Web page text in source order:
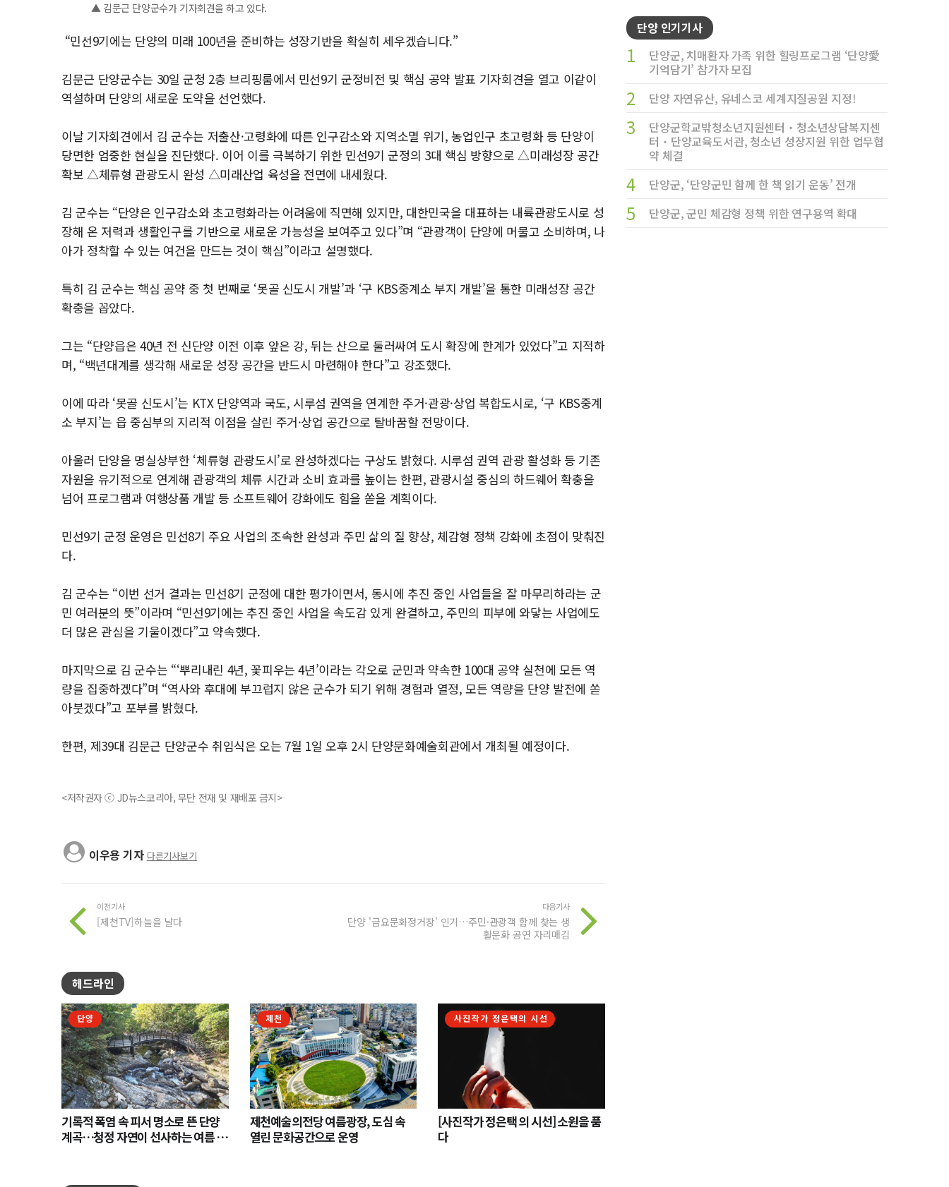
▲ 김문근 단양군수가 기자회견을 하고 있다.
“민선9기에는 단양의 미래 100년을 준비하는 성장기반을 확실히 세우겠습니다.”
김문근 단양군수는 30일 군청 2층 브리핑룸에서 민선9기 군정비전 및 핵심 공약 발표 기자회견을 열고 이같이
역설하며 단양의 새로운 도약을 선언했다.
이날 기자회견에서 김 군수는 저출산·고령화에 따른 인구감소와 지역소멸 위기, 농업인구 초고령화 등 단양이
당면한 엄중한 현실을 진단했다. 이어 이를 극복하기 위한 민선9기 군정의 3대 핵심 방향으로 △미래성장 공간
확보 △체류형 관광도시 완성 △미래산업 육성을 전면에 내세웠다.
김 군수는 “단양은 인구감소와 초고령화라는 어려움에 직면해 있지만, 대한민국을 대표하는 내륙관광도시로 성
장해 온 저력과 생활인구를 기반으로 새로운 가능성을 보여주고 있다”며 “관광객이 단양에 머물고 소비하며, 나
아가 정착할 수 있는 여건을 만드는 것이 핵심”이라고 설명했다.
특히 김 군수는 핵심 공약 중 첫 번째로 ‘못골 신도시 개발’과 ‘구 KBS중계소 부지 개발’을 통한 미래성장 공간
확충을 꼽았다.
그는 “단양읍은 40년 전 신단양 이전 이후 앞은 강, 뒤는 산으로 둘러싸여 도시 확장에 한계가 있었다”고 지적하
며, “백년대계를 생각해 새로운 성장 공간을 반드시 마련해야 한다”고 강조했다.
이에 따라 ‘못골 신도시’는 KTX 단양역과 국도, 시루섬 권역을 연계한 주거·관광·상업 복합도시로, ‘구 KBS중계
소 부지’는 읍 중심부의 지리적 이점을 살린 주거·상업 공간으로 탈바꿈할 전망이다.
아울러 단양을 명실상부한 ‘체류형 관광도시’로 완성하겠다는 구상도 밝혔다. 시루섬 권역 관광 활성화 등 기존
자원을 유기적으로 연계해 관광객의 체류 시간과 소비 효과를 높이는 한편, 관광시설 중심의 하드웨어 확충을
넘어 프로그램과 여행상품 개발 등 소프트웨어 강화에도 힘을 쏟을 계획이다.
민선9기 군정 운영은 민선8기 주요 사업의 조속한 완성과 주민 삶의 질 향상, 체감형 정책 강화에 초점이 맞춰진
다.
김 군수는 “이번 선거 결과는 민선8기 군정에 대한 평가이면서, 동시에 추진 중인 사업들을 잘 마무리하라는 군
민 여러분의 뜻”이라며 “민선9기에는 추진 중인 사업을 속도감 있게 완결하고, 주민의 피부에 와닿는 사업에도
더 많은 관심을 기울이겠다”고 약속했다.
마지막으로 김 군수는 “‘뿌리내린 4년, 꽃피우는 4년’이라는 각오로 군민과 약속한 100대 공약 실천에 모든 역
량을 집중하겠다”며 “역사와 후대에 부끄럽지 않은 군수가 되기 위해 경험과 열정, 모든 역량을 단양 발전에 쏟
아붓겠다”고 포부를 밝혔다.
한편, 제39대 김문근 단양군수 취임식은 오는 7월 1일 오후 2시 단양문화예술회관에서 개최될 예정이다.
<저작권자 ⓒ JD뉴스코리아, 무단 전재 및 재배포 금지>
이우용 기자 다른기사보기
이전기사
[제천TV]하늘을 날다
다음기사
단양 '금요문화정거장' 인기…주민·관광객 함께 찾는 생
활문화 공연 자리매김
헤드라인
단양
기록적 폭염 속 피서 명소로 뜬 단양
계곡…청정 자연이 선사하는 여름 힐
제천
제천예술의전당 여름광장, 도심 속
열린 문화공간으로 운영
사진작가 정은택의 시선
[사진작가 정은택 의 시선] 소원을 품
다
단양 인기기사
1
단양군, 치매환자 가족 위한 힐링프로그램 ‘단양愛
기억담기’ 참가자 모집
2 단양 자연유산, 유네스코 세계지질공원 지정!
3
단양군학교밖청소년지원센터‧청소년상담복지센
터‧단양교육도서관, 청소년 성장지원 위한 업무협
약 체결
4 단양군, ‘단양군민 함께 한 책 읽기 운동’ 전개
5 단양군, 군민 체감형 정책 위한 연구용역 확대